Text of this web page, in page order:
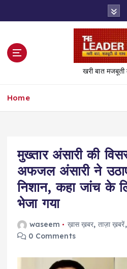
t
खरी बात
Home
मुख्‍तार अंसारी की
अफजल अंसारी ने
निशान, कहा जांच के
भेजा गया
waseem ख़ास ख़बर, ताज़ा ख़बरें,
0 Comments